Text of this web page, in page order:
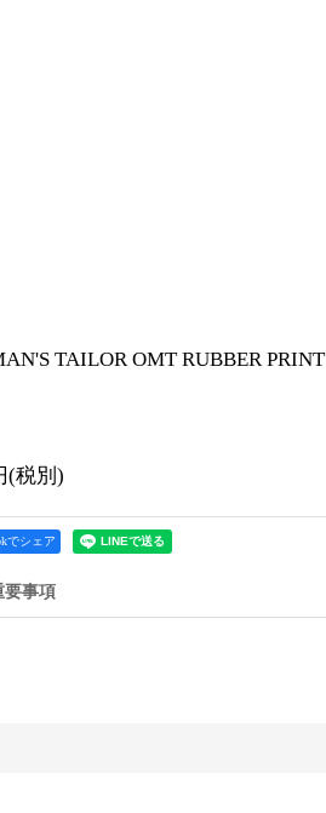
TAILOR OMT RUBBER
(税別)
でシェア
要事項